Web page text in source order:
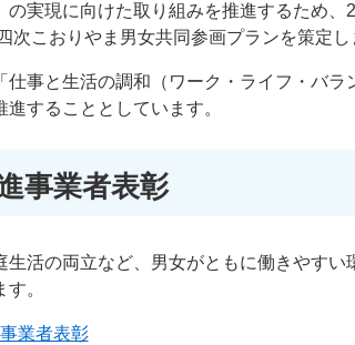
実現に向けた取り組みを推進するため、
次こおりやま男女共同参画プランを策定し
仕事と生活の調和（ワーク・ライフ・バラ
することとしています。
事業者表彰
活の両立など、男女がともに働きやすい
。
業者表彰